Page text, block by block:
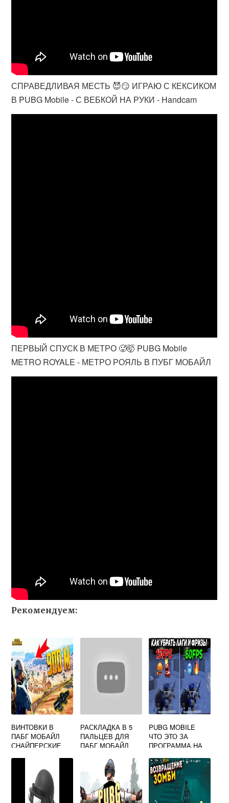
СПРАВЕДЛИВАЯ МЕСТЬ 😈😏 ИГРАЮ С КЕКСИКОМ
В PUBG Mobile - С ВЕБКОЙ НА РУКИ - Handcam
ПЕРВЫЙ СПУСК В МЕТРО 🥵🤯 PUBG Mobile
METRO ROYALE - МЕТРО РОЯЛЬ В ПУБГ МОБАЙЛ
Рекомендуем:
ВИНТОВКИ В
ПАБГ МОБАЙЛ
СНАЙПЕРСКИЕ
РАСКЛАДКА В 5
ПАЛЬЦЕВ ДЛЯ
ПАБГ МОБАЙЛ
PUBG MOBILE
ЧТО ЭТО ЗА
ПРОГРАММА НА